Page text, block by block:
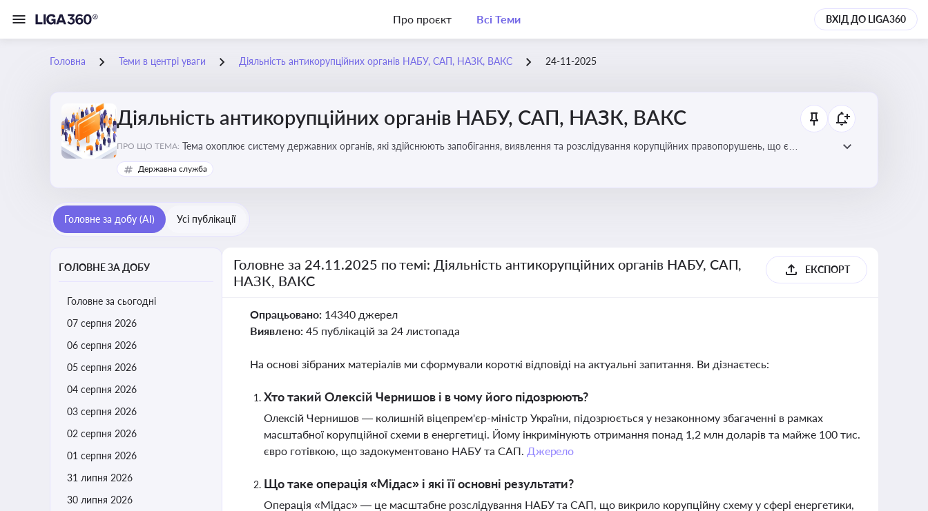
Про проєкт Всі Теми ВХІД ДО LIGA360
Головна Теми в центрі уваги Діяльність антикорупційних органів НАБУ, САП, НАЗК, ВАКС 24-11-2025
Діяльність антикорупційних органів НАБУ, САП, НАЗК, ВАКС
ПРО ЩО ТЕМА: Тема охоплює систему державних органів, які здійснюють запобігання, виявлення та розслідування корупційних правопорушень, що є
ключовим елементом забезпечення прозорості й доброчесності у державному управлінні та бізнесі
Державна служба
Головне за добу (AI) Усі публікації
ГОЛОВНЕ ЗА ДОБУ
Головне за сьогодні
07 серпня 2026
06 серпня 2026
05 серпня 2026
04 серпня 2026
03 серпня 2026
02 серпня 2026
01 серпня 2026
31 липня 2026
30 липня 2026
Головне за 24.11.2025 по темі: Діяльність антикорупційних органів НАБУ, САП,
НАЗК, ВАКС
ЕКСПОРТ
Опрацьовано: 14340 джерел
Виявлено: 45 публікацій за 24 листопада
На основі зібраних матеріалів ми сформували короткі відповіді на актуальні запитання. Ви дізнаєтесь:
Хто такий Олексій Чернишов і в чому його підозрюють?
Олексій Чернишов — колишній віцепрем'єр-міністр України, підозрюється у незаконному збагаченні в рамках
масштабної корупційної схеми в енергетиці. Йому інкримінують отримання понад 1,2 млн доларів та майже 100 тис.
євро готівкою, що задокументовано НАБУ та САП. Джерело
Що таке операція «Мідас» і які її основні результати?
Операція «Мідас» — це масштабне розслідування НАБУ та САП, що викрило корупційну схему у сфері енергетики,